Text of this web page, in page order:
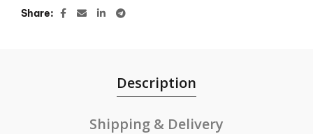
Share
Description
Shipping & Delivery